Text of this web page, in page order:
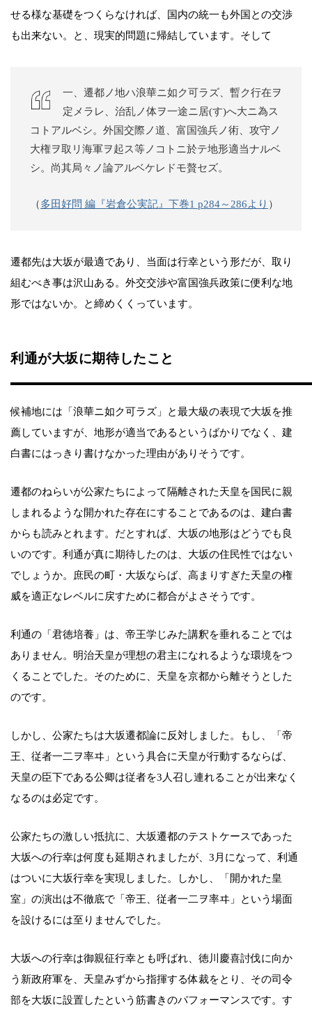
せる様な基礎をつくらなければ、国内の統一も外国との交渉
も出来ない。と、現実的問題に帰結しています。そして
一、遷都ノ地ハ浪華ニ如ク可ラズ、暫ク行在ヲ
定メラレ、治乱ノ体ヲ一途ニ居(す)へ大ニ為ス
コトアルベシ。外国交際ノ道、富国強兵ノ術、攻守ノ
大権ヲ取リ海軍ヲ起ス等ノコトニ於テ地形適当ナルベ
シ。尚其局々ノ論アルベケレドモ贅セズ。
（多田好問 編『岩倉公実記』下巻1 p284～286より ）
遷都先は大坂が最適であり、当面は行幸という形だが、取り
組むべき事は沢山ある。外交交渉や富国強兵政策に便利な地
形ではないか。と締めくくっています。
利通が大坂に期待したこと
候補地には「浪華ニ如ク可ラズ」と最大級の表現で大坂を推
薦していますが、地形が適当であるというばかりでなく、建
白書にはっきり書けなかった理由がありそうです。
遷都のねらいが公家たちによって隔離された天皇を国民に親
しまれるような開かれた存在にすることであるのは、建白書
からも読みとれます。だとすれば、大坂の地形はどうでも良
いのです。利通が真に期待したのは、大坂の住民性ではない
でしょうか。庶民の町・大坂ならば、高まりすぎた天皇の権
威を適正なレベルに戻すために都合がよさそうです。
利通の「君徳培養」は、帝王学じみた講釈を垂れることでは
ありません。明治天皇が理想の君主になれるような環境をつ
くることでした。そのために、天皇を京都から離そうとした
のです。
しかし、公家たちは大坂遷都論に反対しました。もし、「帝
王、従者一二ヲ率ヰ」という具合に天皇が行動するならば、
天皇の臣下である公卿は従者を3人召し連れることが出来なく
なるのは必定です。
公家たちの激しい抵抗に、大坂遷都のテストケースであった
大坂への行幸は何度も延期されましたが、3月になって、利通
はついに大坂行幸を実現しました。しかし、「開かれた皇
室」の演出は不徹底で「帝王、従者一二ヲ率ヰ」という場面
を設けるには至りませんでした。
大坂への行幸は御親征行幸とも呼ばれ、徳川慶喜討伐に向か
う新政府軍を、天皇みずから指揮する体裁をとり、その司令
部を大坂に設置したという筋書きのパフォーマンスです。す